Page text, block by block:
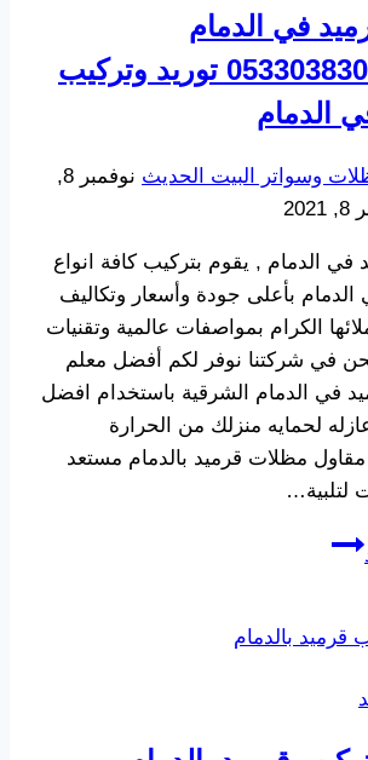
في
الدمام
مظلات
الدمام
في الدمام
جوال:0533038309 توريد وتركيب
الدمام
وسواتر البيت الحديث
نوفمبر 8,
في الدمام , يقوم بتركيب كافة انواع
الدمام بأعلى جودة وأسعار وتكاليف
الكرام بمواصفات عالمية وتقنيات
في شركتنا نوفر لكم أفضل معلم
في الدمام الشرقية باستخدام افضل
لحمايه منزلك من الحرارة
مقاول مظلات قرميد بالدمام مستعد
معلم
الدمام
توريد